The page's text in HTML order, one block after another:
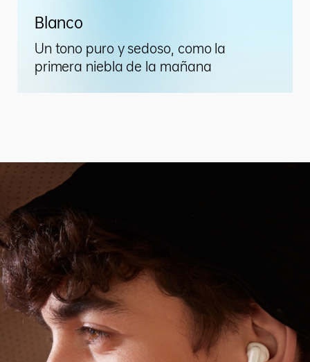
Blanco
Un tono puro y sedoso, como la
primera niebla de la mañana